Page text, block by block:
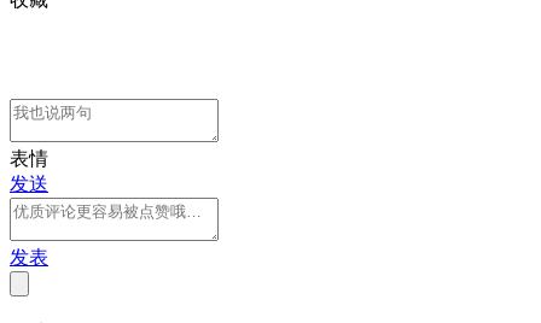
表情
发送
发表